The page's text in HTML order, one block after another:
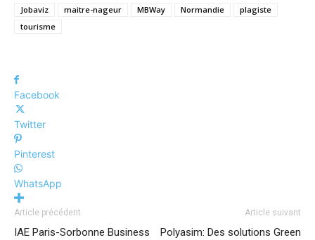
Jobaviz
maitre-nageur MBWay Normandie
plagiste
tourisme
Facebook
Twitter
Pinterest
WhatsApp
Article précédent
IAE Paris-Sorbonne Business
Article suivant
Polyasim: Des solutions Green